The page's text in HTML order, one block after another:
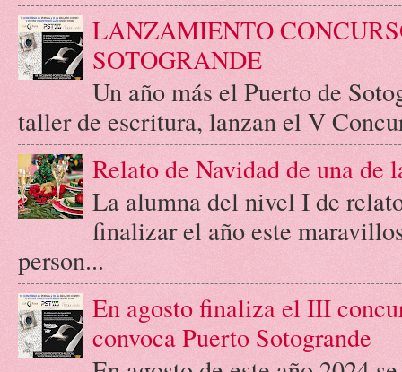
LANZAMIENTO
SOTOGRANDE
Un año más el Puerto de
taller de escritura, lanzan el V
Relato de Navidad de una de
La alumna del nivel I de
finalizar el año este
person...
En agosto finaliza el III
convoca Puerto Sotogrande